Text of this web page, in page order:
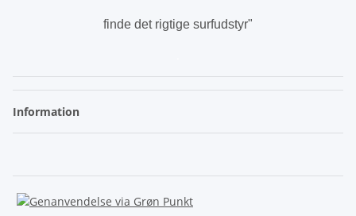
finde det rigtige surfudstyr"
Information